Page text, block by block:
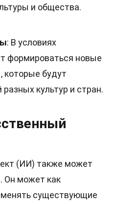
и общества.
: В условиях
формироваться новые
которые будут
культур и стран.
(ИИ) также может
Он может как
существующие